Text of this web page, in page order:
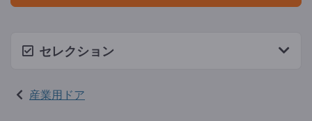
セレクション
産業用ドア